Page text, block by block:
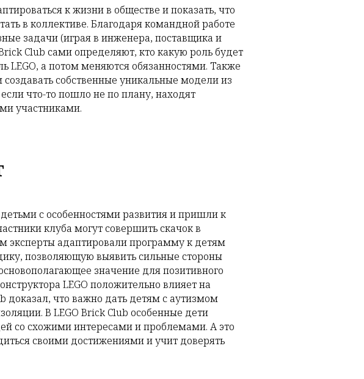
к жизни в обществе и показать, что
в коллективе. Благодаря командной работе
задачи (играя в инженера, поставщика и
Club сами определяют, кто какую роль будет
LEGO, а потом меняются обязанностями. Также
собственные уникальные модели из
что-то пошло не по плану, находят
участниками.
с особенностями развития и пришли к
клуба могут совершить скачок в
эксперты адаптировали программу к детям
позволяющую выявить сильные стороны
значение для позитивного
LEGO положительно влияет на
доказал, что важно дать детям с аутизмом
В LEGO Brick Club особенные дети
со схожими интересами и проблемами. А это
своими достижениями и учит доверять